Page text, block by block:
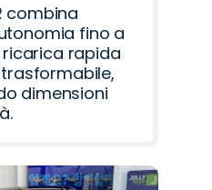
combina
fino a
rapida
dimensioni